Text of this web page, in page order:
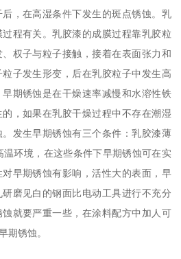
，在高湿条件下发生的斑点锈蚀。乳
程有关。乳胶漆的成膜过程靠乳胶粒
权子与粒子接触，接着在表面张力和
子发生形变，后在乳胶粒子中发生高
期锈蚀是在干燥速率减慢和水溶性铁
，如果在乳胶干燥过程中不存在潮湿
发生早期锈蚀有三个条件：乳胶漆薄
温环境，在这些条件下早期锈蚀可在实
早期锈蚀有影响，活性大的表面，早
磨见白的钢面比电动工具进行不充分
就要严重一些，在涂料配方中加人可
期锈蚀。